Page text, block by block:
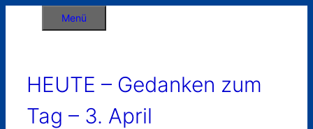
Menü
HEUTE – Gedanken zum
Tag – 3. April